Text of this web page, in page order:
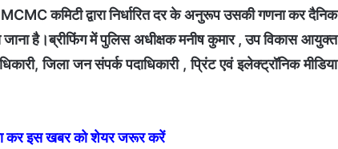
कमिटी द्वारा निर्धारित दर के अनुरूप उसकी गणना कर दैनिक
है।ब्रीफिंग में पुलिस अधीक्षक मनीष कुमार , उप विकास आयुक्त
जिला जन संपर्क पदाधिकारी , प्रिंट एवं इलेक्ट्रॉनिक मीडिया
कर इस खबर को शेयर जरूर करें